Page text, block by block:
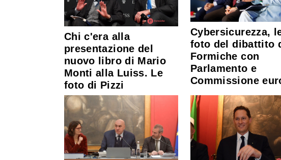
Chi c'era alla
presentazione del
nuovo libro di Mario
Monti alla Luiss. Le
foto di Pizzi
Cybersicurezza,
foto del dibattito
Formiche con
Parlamento e
Commissione